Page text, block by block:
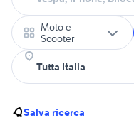
Moto e
Scooter
Salva ricerca